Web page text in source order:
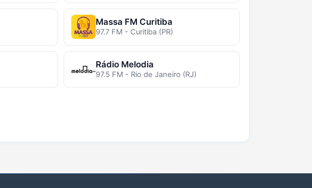
Massa FM Curitiba
97.7 FM - Curitiba (PR)
Rádio Melodia
97.5 FM - Rio de Janeiro (RJ)